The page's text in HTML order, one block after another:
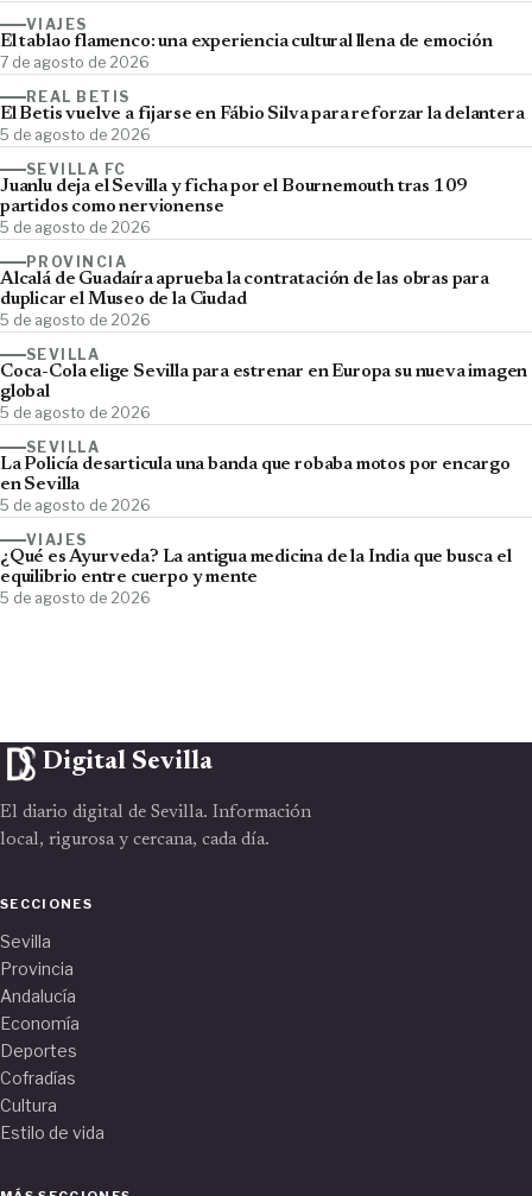
VIAJES
El tablao flamenco: una experiencia cultural llena de emoción
7 de agosto de 2026
REAL BETIS
El Betis vuelve a fijarse en Fábio Silva para reforzar la delantera
5 de agosto de 2026
SEVILLA FC
Juanlu deja el Sevilla y ficha por el Bournemouth tras 109
partidos como nervionense
5 de agosto de 2026
PROVINCIA
Alcalá de Guadaíra aprueba la contratación de las obras para
duplicar el Museo de la Ciudad
5 de agosto de 2026
SEVILLA
Coca-Cola elige Sevilla para estrenar en Europa su nueva imagen
global
5 de agosto de 2026
SEVILLA
La Policía desarticula una banda que robaba motos por encargo
en Sevilla
5 de agosto de 2026
VIAJES
¿Qué es Ayurveda? La antigua medicina de la India que busca el
equilibrio entre cuerpo y mente
5 de agosto de 2026
Digital Sevilla
El diario digital de Sevilla. Información
local, rigurosa y cercana, cada día.
SECCIONES
Sevilla
Provincia
Andalucía
Economía
Deportes
Cofradías
Cultura
Estilo de vida